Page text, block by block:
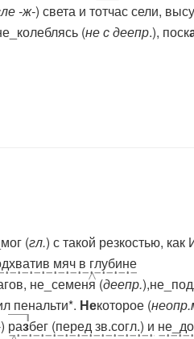
-ж-) света и тотчас сели,
(не с деепр.), поск
(гл.) с такой резкостью, как
мяч в глубине
не_семеня (деепр.
пенальти*. Некоторое (
разбег (перед зв.согл.) и